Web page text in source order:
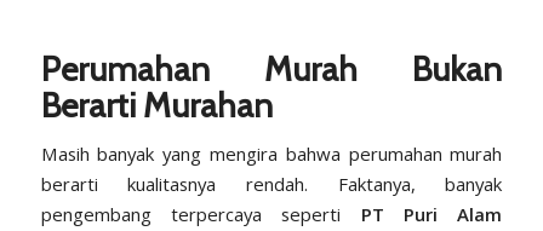
Perumahan Murah Bukan
Berarti Murahan
Masih banyak yang mengira bahwa perumahan murah
berarti kualitasnya rendah. Faktanya, banyak
pengembang terpercaya seperti PT Puri Alam